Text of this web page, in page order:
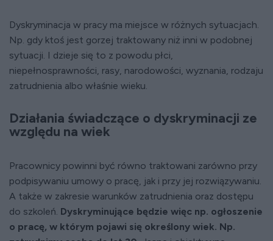
Dyskryminacja w pracy ma miejsce w różnych sytuacjach.
Np. gdy ktoś jest gorzej traktowany niż inni w podobnej
sytuacji. I dzieje się to z powodu płci,
niepełnosprawności, rasy, narodowości, wyznania, rodzaju
zatrudnienia albo właśnie wieku.
Działania świadczące o dyskryminacji ze
względu na wiek
Pracownicy powinni być równo traktowani zarówno przy
podpisywaniu umowy o pracę, jak i przy jej rozwiązywaniu.
A także w zakresie warunków zatrudnienia oraz dostępu
do szkoleń. Dyskryminujące będzie więc np. ogłoszenie
o pracę, w którym pojawi się określony wiek. Np.